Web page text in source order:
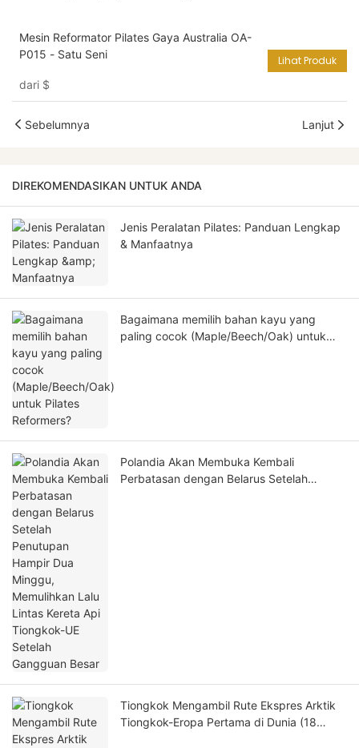
Mesin Reformator Pilates Gaya Australia OA-
P015 - Satu Seni
dari $
Lihat Produk
Sebelumnya Lanjut
DIREKOMENDASIKAN UNTUK ANDA
Jenis Peralatan Pilates: Panduan Lengkap
& Manfaatnya
Bagaimana memilih bahan kayu yang
paling cocok (Maple/Beech/Oak) untuk
Polandia Akan Membuka Kembali
Perbatasan dengan Belarus Setelah
Tiongkok Mengambil Rute Ekspres Arktik
Tiongkok-Eropa Pertama di Dunia (18